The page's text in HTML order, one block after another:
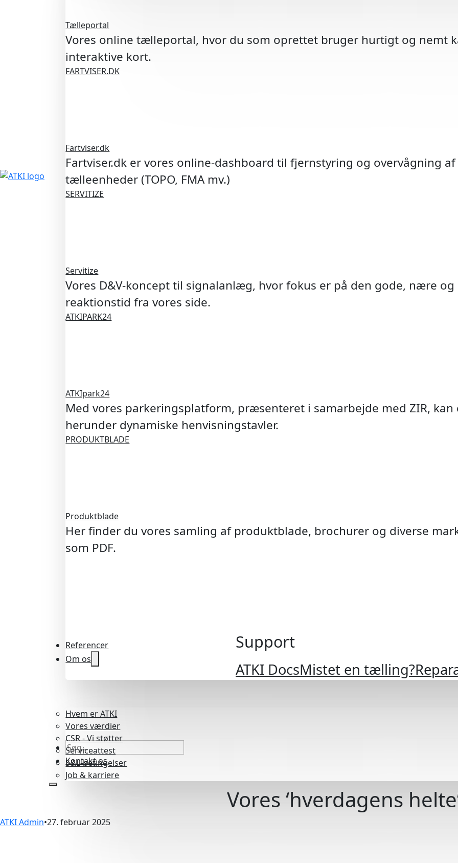
P-
A.I.
Tælleportal
Vores online tælleportal, hvor du som oprettet bruger hurtigt og nemt
interaktive kort.
FARTVISER.DK
Fartviser.dk
Fartviser.dk er vores online-dashboard til fjernstyring og overvågning
tælleenheder (TOPO, FMA mv.)
SERVITIZE
Servitize
Vores D&V-koncept til signalanlæg, hvor fokus er på den gode, nære
reaktionstid fra vores side.
ATKIPARK24
ATKIpark24
Med vores parkeringsplatform, præsenteret i samarbejde med ZIR,
herunder dynamiske henvisningstavler.
PRODUKTBLADE
Produktblade
Her finder du vores samling af produktblade, brochurer og diverse
som PDF.
Support
ATKI DocsMistet en tælling?
Referencer
Om os
Hvem er ATKI
Vores værdier
CSR - Vi støtter
Serviceattest
S&L-betingelser
Job & karriere
Kontakt os
Vores ‘hverdagens
ATKI Admin 27. februar 2025